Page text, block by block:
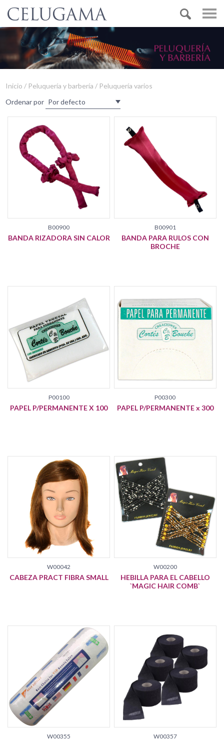
Inicio / Peluquería y barbería / Peluquería varios
Ordenar por
B00900
BANDA RIZADORA SIN CALOR
B00901
BANDA PARA RULOS CON
BROCHE
P00100
PAPEL P/PERMANENTE X 100
P00300
PAPEL P/PERMANENTE x 300
W00042
CABEZA PRACT FIBRA SMALL
W00200
HEBILLA PARA EL CABELLO
`MAGIC HAIR COMB`
W00355 W00357